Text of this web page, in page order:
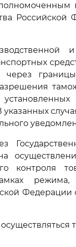
через
контроля
режима,